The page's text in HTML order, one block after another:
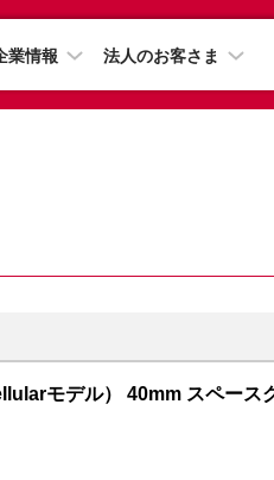
業情報 法人のお客さま
モデル） 40mm スペース